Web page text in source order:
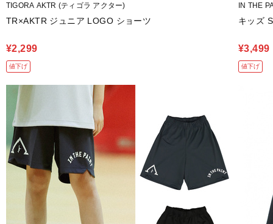
TIGORA AKTR (ティゴラ アクター)
TR×AKTR ジュニア LOGO ショーツ
¥2,299
値下げ
IN THE
キッズ
¥3,499
値下げ